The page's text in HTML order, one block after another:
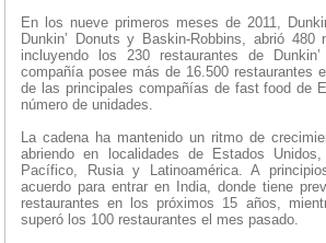
En los nueve primeros meses de 2011,
Dunkin’ Donuts y Baskin-Robbins, abrió 480
incluyendo los 230 restaurantes de
compañía posee más de 16.500 restaurantes
de las principales compañías de fast food de
número de unidades.
La cadena ha mantenido un ritmo de
abriendo en localidades de Estados
Pacífico, Rusia y Latinoamérica. A
acuerdo para entrar en India, donde tiene
restaurantes en los próximos 15 años,
superó los 100 restaurantes el mes pasado.